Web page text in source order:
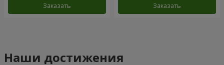
Заказать Заказать
Наши достижения